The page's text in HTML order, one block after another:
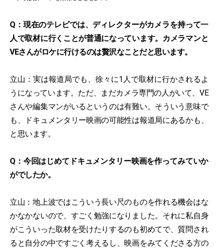
Q：現在のテレビでは、ディレクターがカメラを持って一
人で取材に行くことが普通になっています。カメラマンと
VEさんがロケに行けるのは贅沢なことだと思います。
立山：実は報道局でも、徐々に1人で取材に行かされるよ
うになっています。ただ、まだカメラ専門の人がいて、VE
さんや編集マンがいるというのは有難い。そういう意味で
も、ドキュメンタリー映画の可能性は報道局にあるかも、
と思います。
Q：今回はじめてドキュメンタリー映画を作ってみていか
がでしたか。
立山：地上波ではこういう長い尺のものを作れる機会はな
かなかないので、すごく勉強になりました。それに私自身
がこういった取材を受けたりするのも初めてで、質問され
ると自分の中ですごく考えるし、映画をみてくださる方の